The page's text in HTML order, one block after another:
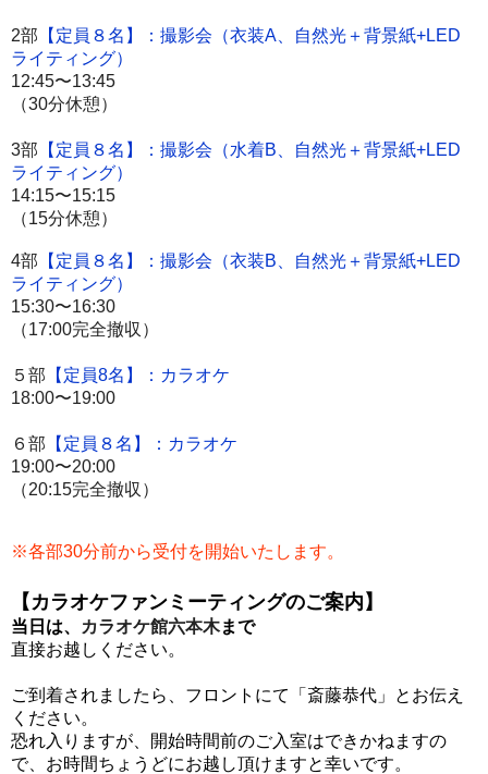
2部 【定員８名】： 撮影会 （衣装A、 自然光＋背景紙+LED
ライティング）
12:45〜13:45
（30分休憩）
3部 【定員８名】： 撮影会 （水着B、 自然光＋背景紙+LED
ライティング）
14:15〜15:15
（15分休憩）
4部 【定員８名】： 撮影会 （衣装B、 自然光＋背景紙+LED
ライティング）
15:30〜16:30
（17:00完全撤収 ）
５部 【定員8名】：カラオケ
18:00〜19:00
６部 【定員８名】：カラオケ
19:00〜20:00
（20:15完全撤収）
※各部30分前から受付を開始いたします。
【カラオケファンミーティングのご案内】
当日は、 カラオケ館六本木まで
直接お越しください。
ご到着されましたら、 フロントにて 「斎藤恭代」
とお伝え
ください。
恐れ入りますが、開始時間前のご入室はできかねますの
で、お時間ちょうどにお越し頂けますと幸いです。